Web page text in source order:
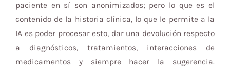
paciente en sí son anonimizados; pero lo que es el
contenido de la historia clínica, lo que le permite a la
IA es poder procesar esto, dar una devolución respecto
a diagnósticos, tratamientos, interacciones de
medicamentos y siempre hacer la sugerencia.